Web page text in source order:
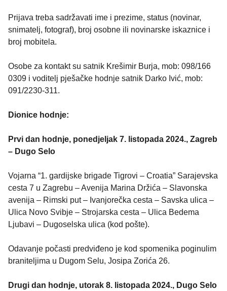
Prijava treba sadržavati ime i prezime, status (novinar,
snimatelj, fotograf), broj osobne ili novinarske iskaznice i
broj mobitela.
Osobe za kontakt su satnik Krešimir Burja, mob: 098/166
0309 i voditelj pješačke hodnje satnik Darko Ivić, mob:
091/2230-311.
Dionice hodnje:
Prvi dan hodnje, ponedjeljak 7. listopada 2024., Zagreb
– Dugo Selo
Vojarna “1. gardijske brigade Tigrovi – Croatia” Sarajevska
cesta 7 u Zagrebu – Avenija Marina Držića – Slavonska
avenija – Rimski put – Ivanjorečka cesta – Savska ulica –
Ulica Novo Svibje – Strojarska cesta – Ulica Bedema
Ljubavi – Dugoselska ulica (kod pošte).
Odavanje počasti predviđeno je kod spomenika poginulim
braniteljima u Dugom Selu, Josipa Zorića 26.
Drugi dan hodnje, utorak 8. listopada 2024., Dugo Selo